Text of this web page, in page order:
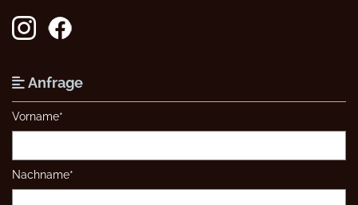
 Anfrage
Vorname*
Nachname*